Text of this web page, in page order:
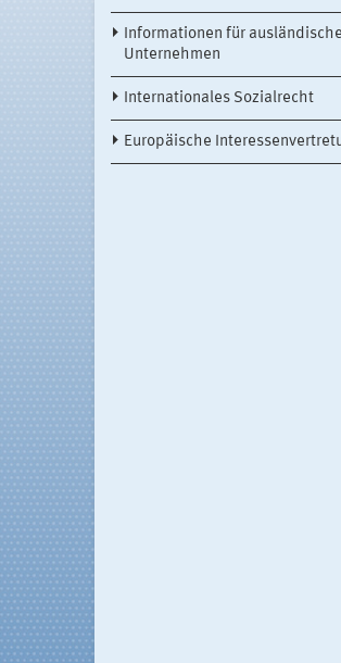
Informationen für ausländische
Unternehmen
Internationales Sozialrecht
Europäische